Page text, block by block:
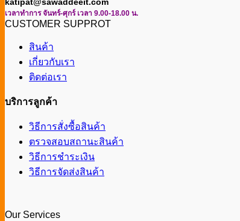
katipat@sawaddeeit.com
เวลาทำการ จันทร์-ศุกร์ เวลา 9.00-18.00 น.
CUSTOMER SUPPROT
สินค้า
เกี่ยวกับเรา
ติดต่อเรา
บริการลูกค้า
วิธีการสั่งซื้อสินค้า
ตรวจสอบสถานะสินค้า
วิธีการชำระเงิน
วิธีการจัดส่งสินค้า
Our Services